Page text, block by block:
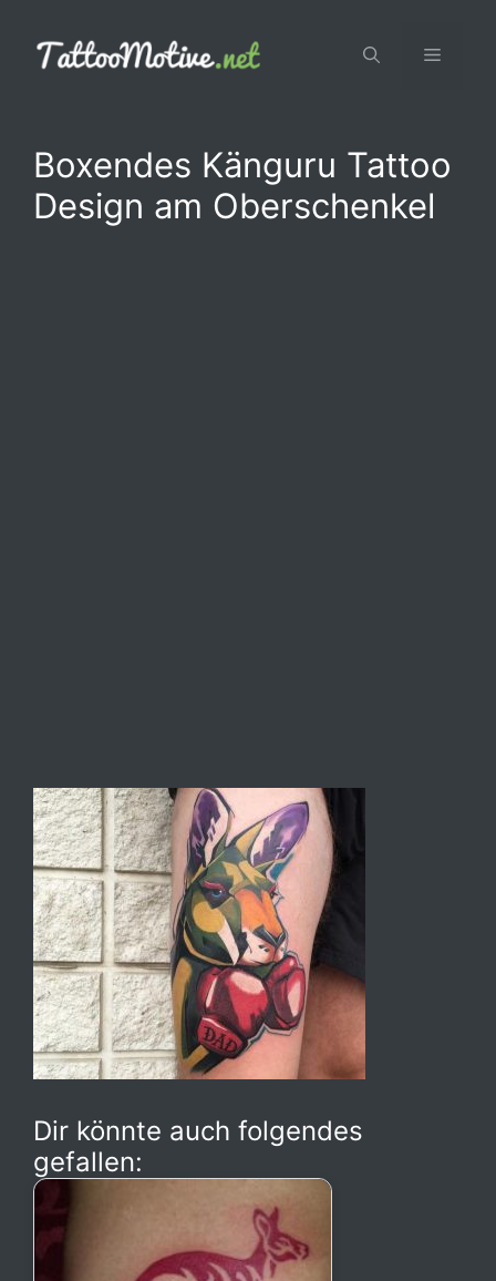
Inhalt
springen
Menü
Boxendes Känguru Tattoo
Design am Oberschenkel
Dir könnte auch folgendes
gefallen: